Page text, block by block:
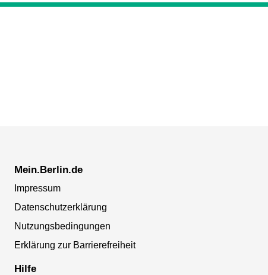
Mein.Berlin.de
Impressum
Datenschutzerklärung
Nutzungsbedingungen
Erklärung zur Barrierefreiheit
Hilfe